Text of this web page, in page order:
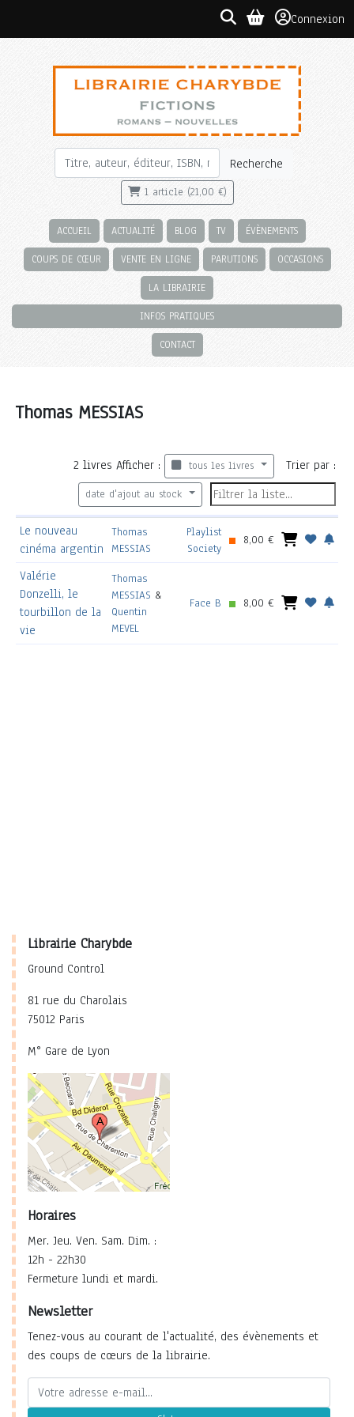
Connexion
Recherche
1 article (21,00 €)
ACCUEIL ACTUALITÉ BLOG TV ÉVÈNEMENTS
COUPS DE CŒUR VENTE EN LIGNE PARUTIONS OCCASIONS
LA LIBRAIRIE
INFOS PRATIQUES
CONTACT
Thomas MESSIAS
2 livresAfficher : tous les livres Trier par :
date d'ajout au stock
Le nouveau
cinéma argentin
Thomas
MESSIAS
Playlist
Society
8,00 €
Valérie
Donzelli, le
tourbillon de la
vie
Thomas
MESSIAS &
Quentin
MEVEL
Face B 8,00 €
Librairie Charybde
Ground Control
81 rue du Charolais
75012 Paris
M° Gare de Lyon
Horaires
Mer. Jeu. Ven. Sam. Dim. :
12h - 22h30
Fermeture lundi et mardi.
Newsletter
Tenez-vous au courant de l'actualité, des évènements et
des coups de cœurs de la librairie.